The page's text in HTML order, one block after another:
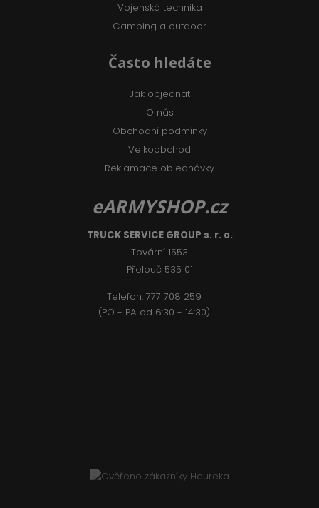
Vojenská technika
Camping a outdoor
Často hledáte
Jak objednat
O nás
Obchodní podmínky
Velkoobchod
Reklamace objednávky
eARMYSHOP.cz
TRUCK SERVICE GROUP s. r. o.
Tovární 1553
Přelouč 535 01
Telefon: 777 708 259
(PO - PA od 6:30 - 14:30)